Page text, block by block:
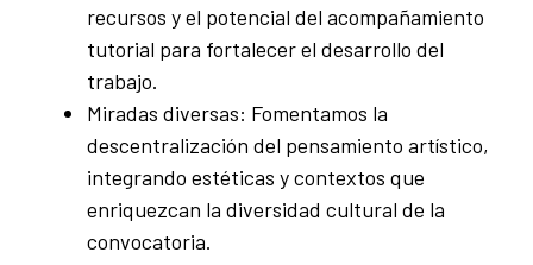
recursos y el potencial del acompañamiento
tutorial para fortalecer el desarrollo del
trabajo.
Miradas diversas: Fomentamos la
descentralización del pensamiento artístico,
integrando estéticas y contextos que
enriquezcan la diversidad cultural de la
convocatoria.